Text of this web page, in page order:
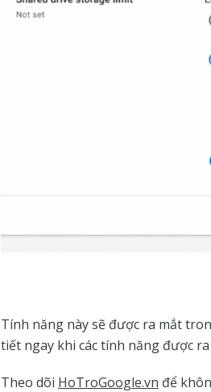
Tính năng này sẽ được ra mắt
tiết ngay khi các tính năng được ra
Theo dõi HoTroGoogle.vn để